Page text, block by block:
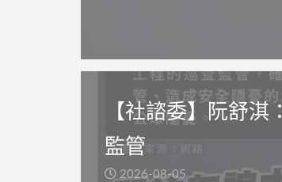
【社諮委】阮舒
監管
2026-08-05